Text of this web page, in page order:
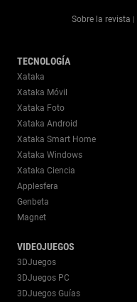
Sobre la revista |
TECNOLOGÍA
Xataka
Xataka Móvil
Xataka Foto
Xataka Android
Xataka Smart Home
Xataka Windows
Xataka Ciencia
Applesfera
Genbeta
Magnet
VIDEOJUEGOS
3DJuegos
3DJuegos PC
3DJuegos Guías